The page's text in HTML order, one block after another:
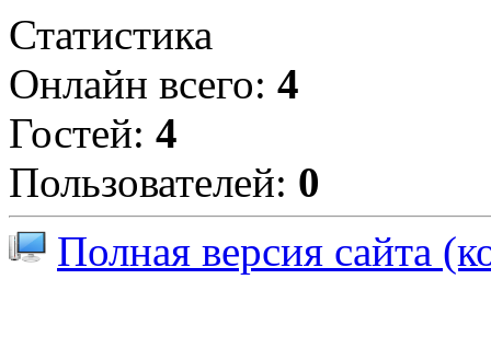
Статистика
Онлайн всего: 4
Гостей: 4
Пользователей: 0
Полная версия сайта